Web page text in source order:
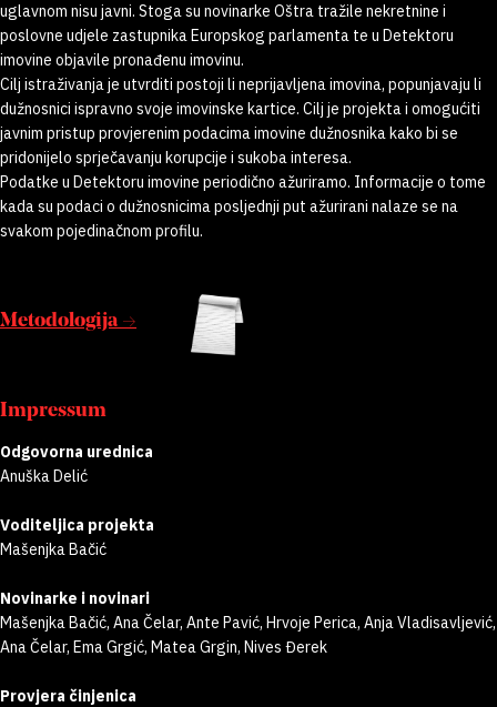
uglavnom nisu javni. Stoga su novinarke Oštra tražile nekretnine i
poslovne udjele zastupnika Europskog parlamenta te u Detektoru
imovine objavile pronađenu imovinu.
Cilj istraživanja je utvrditi postoji li neprijavljena imovina, popunjavaju li
dužnosnici ispravno svoje imovinske kartice. Cilj je projekta i omogućiti
javnim pristup provjerenim podacima imovine dužnosnika kako bi se
pridonijelo sprječavanju korupcije i sukoba interesa.
Podatke u Detektoru imovine periodično ažuriramo. Informacije o tome
kada su podaci o dužnosnicima posljednji put ažurirani nalaze se na
svakom pojedinačnom profilu.
Metodologija →
Impressum
Odgovorna urednica
Anuška Delić
Voditeljica projekta
Mašenjka Bačić
Novinarke i novinari
Mašenjka Bačić, Ana Čelar, Ante Pavić, Hrvoje Perica, Anja Vladisavljević,
Ana Čelar, Ema Grgić, Matea Grgin, Nives Đerek
Provjera činjenica